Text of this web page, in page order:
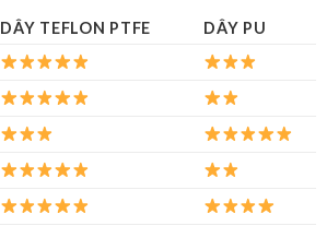
DÂY TEFLON PTFE
DÂY PU